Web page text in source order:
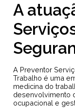
A
A Preventor
Trabalho é uma
medicina do
desenvolvimento
ocupacional e